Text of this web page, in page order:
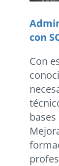
con
Con
bases